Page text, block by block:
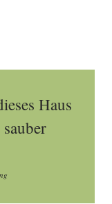
Haus